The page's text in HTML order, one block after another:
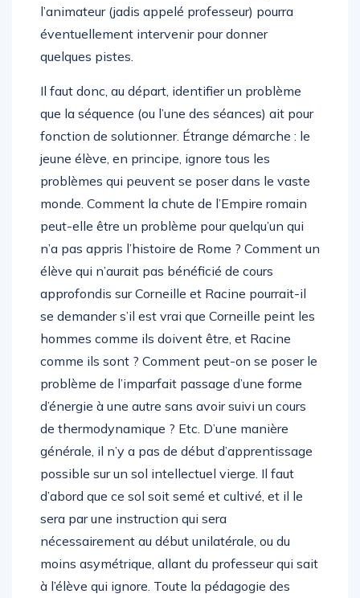
l’animateur (jadis appelé professeur) pourra
éventuellement intervenir pour donner
quelques pistes.
Il faut donc, au départ, identifier un problème
que la séquence (ou l’une des séances) ait pour
fonction de solutionner. Étrange démarche : le
jeune élève, en principe, ignore tous les
problèmes qui peuvent se poser dans le vaste
monde. Comment la chute de l’Empire romain
peut-elle être un problème pour quelqu’un qui
n’a pas appris l’histoire de Rome ? Comment un
élève qui n’aurait pas bénéficié de cours
approfondis sur Corneille et Racine pourrait-il
se demander s’il est vrai que Corneille peint les
hommes comme ils doivent être, et Racine
comme ils sont ? Comment peut-on se poser le
problème de l’imparfait passage d’une forme
d’énergie à une autre sans avoir suivi un cours
de thermodynamique ? Etc. D’une manière
générale, il n’y a pas de début d’apprentissage
possible sur un sol intellectuel vierge. Il faut
d’abord que ce sol soit semé et cultivé, et il le
sera par une instruction qui sera
nécessairement au début unilatérale, ou du
moins asymétrique, allant du professeur qui sait
à l’élève qui ignore. Toute la pédagogie des